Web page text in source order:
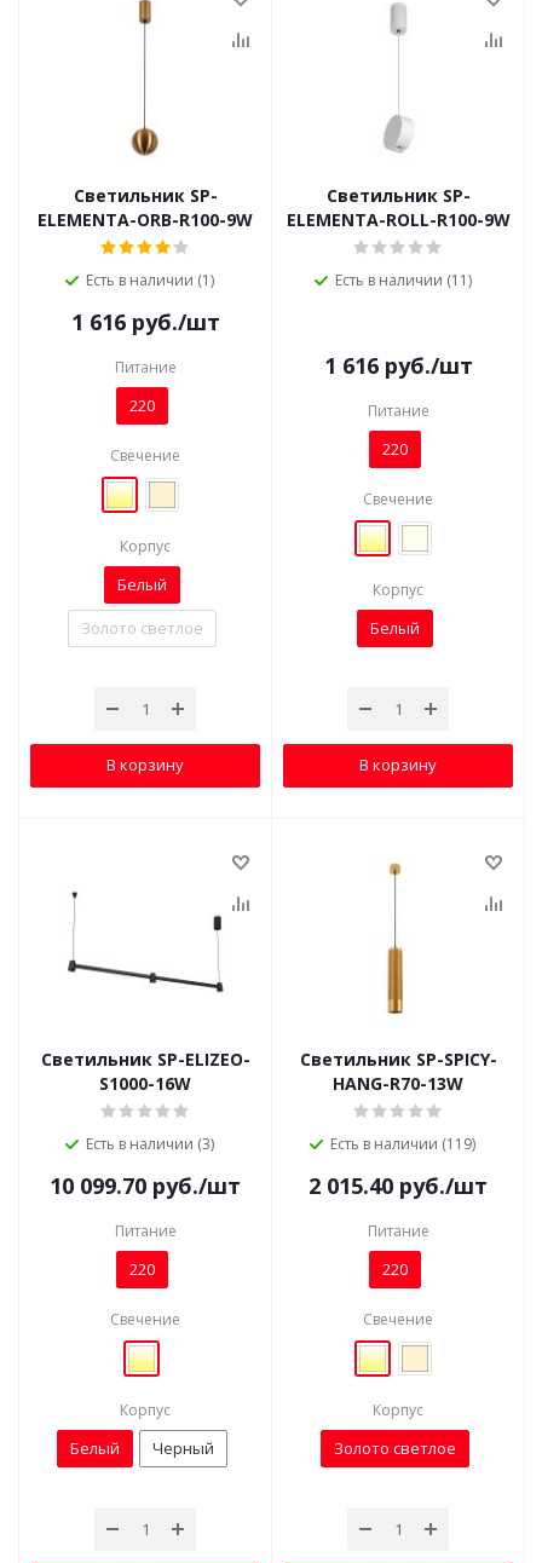
Светильник SP-
ELEMENTA-ORB-R100-9W
Есть в наличии (1)
1 616руб./шт
Питание
220
Свечение
Корпус
Белый
Золото светлое
В корзину
Светильник SP-
ELEMENTA-ROLL-R100-9W
Есть в наличии (11)
1 616руб./шт
Питание
220
Свечение
Корпус
Белый
В корзину
Светильник SP-ELIZEO-
S1000-16W
Есть в наличии (3)
10 099.70 руб./шт
Питание
220
Свечение
Корпус
Белый Черный
Светильник SP-SPICY-
HANG-R70-13W
Есть в наличии (119)
2 015.40 руб./шт
Питание
220
Свечение
Корпус
Золото светлое